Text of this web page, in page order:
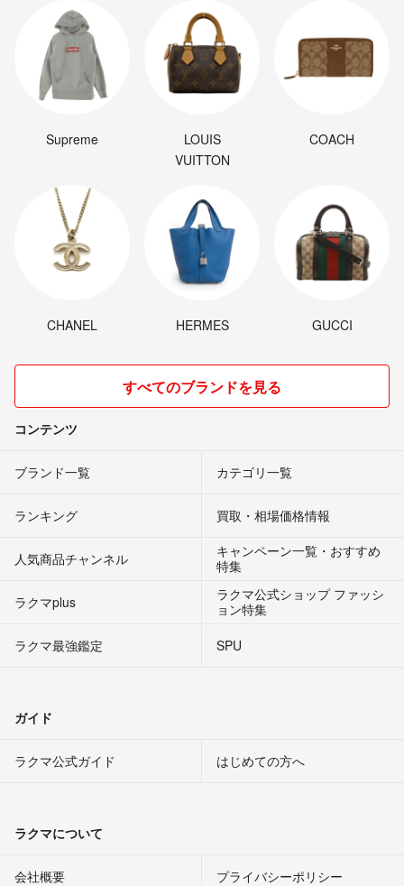
Supreme
LOUIS
VUITTON
COACH
CHANEL HERMES GUCCI
すべてのブランドを見る
コンテンツ
ブランド一覧 カテゴリ一覧
ランキング 買取・相場価格情報
人気商品チャンネル
キャンペーン一覧・おすすめ
特集
ラクマplus
ラクマ公式ショップ ファッシ
ョン特集
ラクマ最強鑑定
SPU
ガイド
ラクマ公式ガイド はじめての方へ
ラクマについて
会社概要 プライバシーポリシー